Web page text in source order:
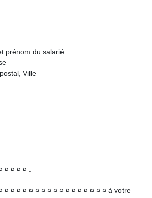
¤ ¤ ¤ .
¤ ¤ ¤ ¤ ¤ ¤ ¤ ¤ ¤ ¤ ¤ ¤ ¤ ¤ ¤ ¤ ¤ à votre